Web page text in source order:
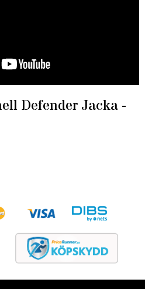
Defender Jacka -